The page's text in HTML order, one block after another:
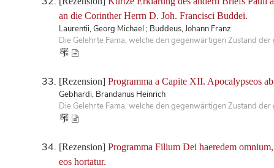
an die Corinther Herrn D. Joh. Francisci Buddei.
Laurentii, Georg Michael ; Buddeus, Johann Franz
Die Gelehrte Fama, welche den gegenwärtigen Zustand
[Rezension] Programma a Capite XII. Apocalypseos
Gebhardi, Brandanus Heinrich
Die Gelehrte Fama, welche den gegenwärtigen Zustand
[Rezension] Programma Filium Dei haeredem
eos hortatur.